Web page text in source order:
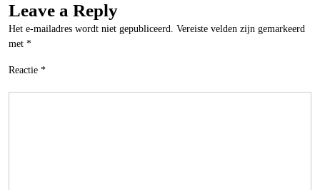
Leave a Reply
Het e-mailadres wordt niet gepubliceerd. Vereiste velden zijn gemarkeerd
met *
Reactie *